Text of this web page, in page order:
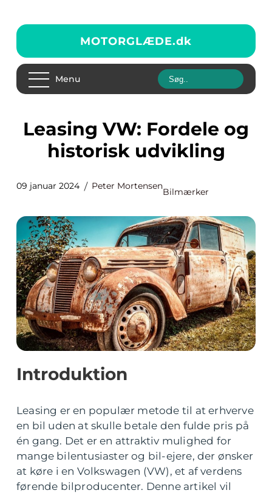
MOTORGLÆDE.dk
Menu
Leasing VW: Fordele og
historisk udvikling
09 januar 2024 Peter Mortensen
Bilmærker
Introduktion
Leasing er en populær metode til at erhverve
en bil uden at skulle betale den fulde pris på
én gang. Det er en attraktiv mulighed for
mange bilentusiaster og bil-ejere, der ønsker
at køre i en Volkswagen (VW), et af verdens
førende bilproducenter. Denne artikel vil